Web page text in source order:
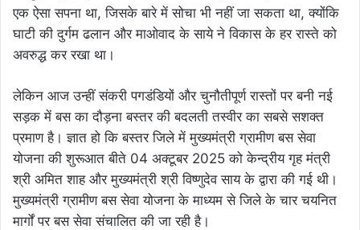
एक ऐसा सपना था, जिसके बारे में सोचा भी नहीं जा सकता था, क्योंकि
घाटी की दुर्गम ढलान और माओवाद के साये ने विकास के हर रास्ते को
अवरुद्ध कर रखा था।
लेकिन आज उन्हीं संकरी पगडंडियों और चुनौतीपूर्ण रास्तों पर बनी नई
सड़क में बस का दौड़ना बस्तर की बदलती तस्वीर का सबसे सशक्त
प्रमाण है। ज्ञात हो कि बस्तर जिले में मुख्यमंत्री ग्रामीण बस सेवा
योजना की शुरूआत बीते 04 अक्टूबर 2025 को केन्द्रीय गृह मंत्री
श्री अमित शाह और मुख्यमंत्री श्री विष्णुदेव साय के द्वारा की गई थी।
मुख्यमंत्री ग्रामीण बस सेवा योजना के माध्यम से जिले के चार चयनित
मार्गों पर बस सेवा संचालित की जा रही है।